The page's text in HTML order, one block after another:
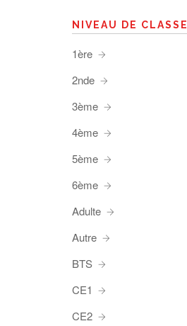
NIVEAU DE CLASSE
1ère
2nde
3ème
4ème
5ème
6ème
Adulte
Autre
BTS
CE1
CE2